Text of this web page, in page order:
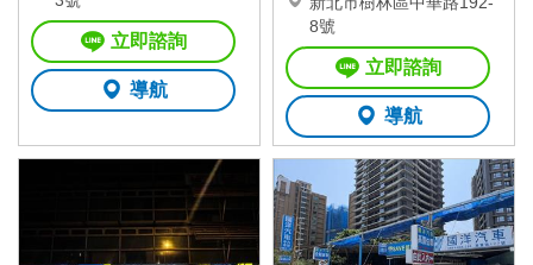
立即諮詢
導航
8號
立即諮詢
導航